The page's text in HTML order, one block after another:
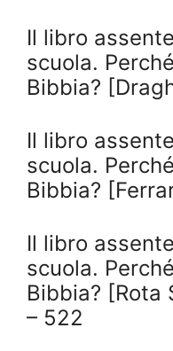
Il libro
scuola.
Bibbia?
Il libro
scuola.
Bibbia?
Il libro
scuola.
Bibbia? [Rota
– 522